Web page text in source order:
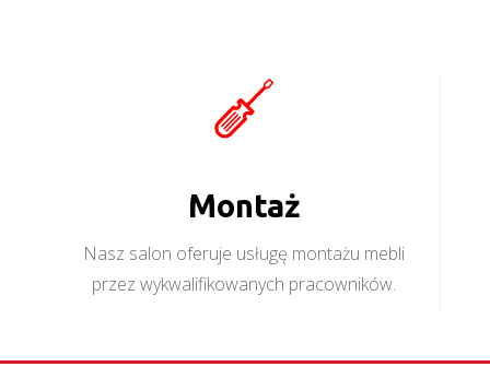
Montaż
Nasz salon oferuje usługę montażu mebli
przez wykwalifikowanych pracowników.